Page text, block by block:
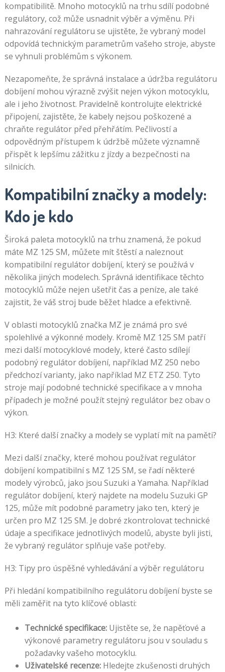
kompatibilitě. Mnoho motocyklů na trhu sdílí podobné
regulátory, což může usnadnit výběr a výměnu. Při
nahrazování regulátoru se ujistěte, že vybraný model
odpovídá technickým parametrům vašeho stroje, abyste
se vyhnuli problémům s výkonem.
Nezapomeňte, že správná instalace a údržba regulátoru
dobíjení mohou výrazně zvýšit nejen výkon motocyklu,
ale i jeho životnost. Pravidelně kontrolujte elektrické
připojení, zajistěte, že kabely nejsou poškozené a
chraňte regulátor před přehřátím. Pečlivostí a
odpovědným přístupem k údržbě můžete významně
přispět k lepšímu zážitku z jízdy a bezpečnosti na
silnicích.
Kompatibilní značky a modely:
Kdo je kdo
Široká paleta motocyklů na trhu znamená, že pokud
máte MZ 125 SM, můžete mít štěstí a naleznout
kompatibilní regulátor dobíjení, který se používá v
několika jiných modelech. Správná identifikace těchto
motocyklů může nejen ušetřit čas a peníze, ale také
zajistit, že váš stroj bude běžet hladce a efektivně.
V oblasti motocyklů značka MZ je známá pro své
spolehlivé a výkonné modely. Kromě MZ 125 SM patří
mezi další motocyklové modely, které často sdílejí
podobný regulátor dobíjení, například MZ 250 nebo
předchozí varianty, jako například MZ ETZ 250. Tyto
stroje mají podobné technické specifikace a v mnoha
případech je možné použít stejný regulátor bez obav o
výkon.
H3: Které další značky a modely se vyplatí mít na paměti?
Mezi další značky, které mohou používat regulátor
dobíjení kompatibilní s MZ 125 SM, se řadí některé
modely výrobců, jako jsou Suzuki a Yamaha. Například
regulátor dobíjení, který najdete na modelu Suzuki GP
125, může mít podobné parametry jako ten, který je
určen pro MZ 125 SM. Je dobré zkontrolovat technické
údaje a specifikace jednotlivých modelů, abyste byli jisti,
že vybraný regulátor splňuje vaše potřeby.
H3: Tipy pro úspěšné vyhledávání a výběr regulátoru
Při hledání kompatibilního regulátoru dobíjení byste se
měli zaměřit na tyto klíčové oblasti:
Technické specifikace:Ujistěte se, že napěťové a
výkonové parametry regulátoru jsou v souladu s
požadavky vašeho motocyklu.
Uživatelské recenze:Hledejte zkušenosti druhých